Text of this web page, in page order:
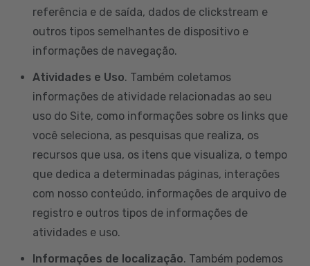
referência e de saída, dados de clickstream e
outros tipos semelhantes de dispositivo e
informações de navegação.
Atividades e Uso. Também coletamos
informações de atividade relacionadas ao seu
uso do Site, como informações sobre os links que
você seleciona, as pesquisas que realiza, os
recursos que usa, os itens que visualiza, o tempo
que dedica a determinadas páginas, interações
com nosso conteúdo, informações de arquivo de
registro e outros tipos de informações de
atividades e uso.
Informações de localização. Também podemos